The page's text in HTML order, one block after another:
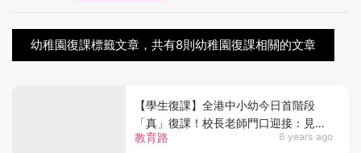
幼稚園復課標籤文章，共有8則幼稚園復課相關的文章
教育路 6 years ago
【學生復課】全港中小幼今日首階段
「真」復課！校長老師門口迎接：見到
學生回校上課很興奮！